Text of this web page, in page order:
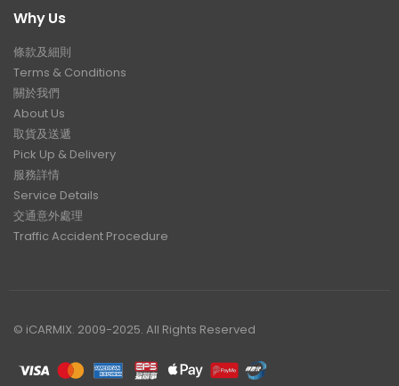
Why Us
條款及細則
Terms & Conditions
關於我們
About Us
取貨及送遞
Pick Up & Delivery
服務詳情
Service Details
交通意外處理
Traffic Accident Procedure
© iCARMIX. 2009-2025. All Rights Reserved